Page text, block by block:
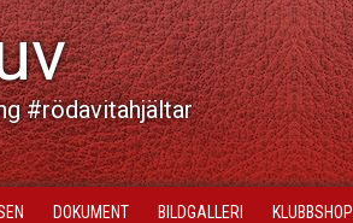
#rödavitahjältar
DOKUMENT BILDGALLERI KLUBBSHOP